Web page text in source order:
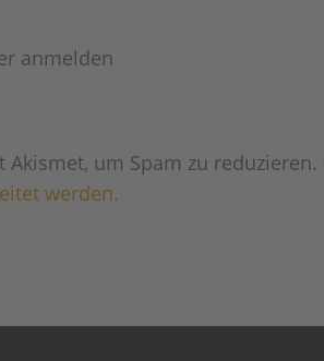
anmelden
Akismet, um Spam zu reduzieren.
werden.